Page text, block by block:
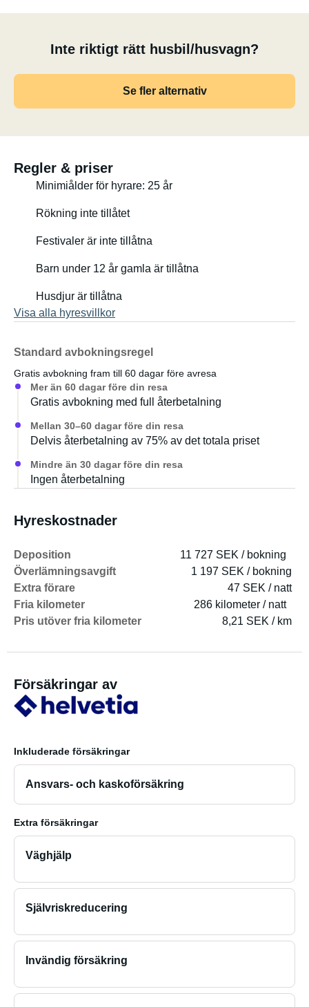
Inte riktigt rätt husbil/husvagn?
Se fler alternativ
Regler & priser
Minimiålder för hyrare: 25 år
Rökning inte tillåtet
Festivaler är inte tillåtna
Barn under 12 år gamla är tillåtna
Husdjur är tillåtna
Visa alla hyresvillkor
Standard avbokningsregel
Gratis avbokning fram till 60 dagar före avresa
Mer än 60 dagar före din resa
Gratis avbokning med full återbetalning
Mellan 30–60 dagar före din resa
Delvis återbetalning av 75% av det totala priset
Mindre än 30 dagar före din resa
Ingen återbetalning
Hyreskostnader
Deposition
11 727 SEK / bokning
Överlämningsavgift
1 197 SEK / bokning
Extra förare
47 SEK / natt
Fria kilometer
286 kilometer / natt
Pris utöver fria kilometer
8,21 SEK / km
Försäkringar av
Inkluderade försäkringar
Ansvars- och kaskoförsäkring
Extra försäkringar
Väghjälp
Självriskreducering
Invändig försäkring